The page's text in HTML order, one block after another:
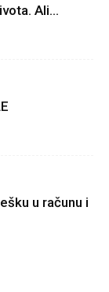
Ali...
u računu i